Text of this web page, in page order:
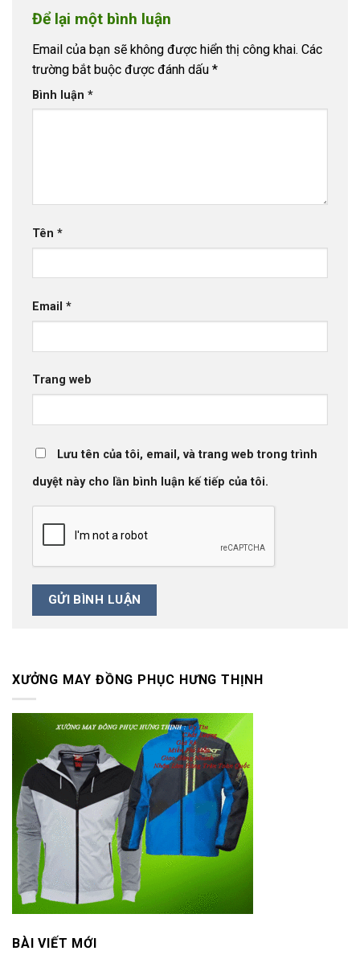
Để lại một bình luận
Email của bạn sẽ không được hiển thị công khai. Các
trường bắt buộc được đánh dấu *
Bình luận *
Tên *
Email *
Trang web
Lưu tên của tôi, email, và trang web trong trình
duyệt này cho lần bình luận kế tiếp của tôi.
XƯỞNG MAY ĐỒNG PHỤC HƯNG THỊNH
BÀI VIẾT MỚI